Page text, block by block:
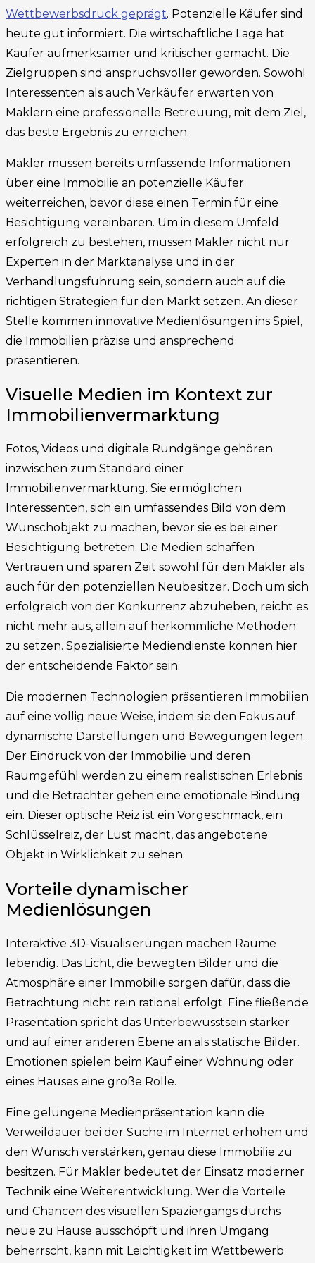
Wettbewerbsdruck geprägt. Potenzielle Käufer sind
heute gut informiert. Die wirtschaftliche Lage hat
Käufer aufmerksamer und kritischer gemacht. Die
Zielgruppen sind anspruchsvoller geworden. Sowohl
Interessenten als auch Verkäufer erwarten von
Maklern eine professionelle Betreuung, mit dem Ziel,
das beste Ergebnis zu erreichen.
Makler müssen bereits umfassende Informationen
über eine Immobilie an potenzielle Käufer
weiterreichen, bevor diese einen Termin für eine
Besichtigung vereinbaren. Um in diesem Umfeld
erfolgreich zu bestehen, müssen Makler nicht nur
Experten in der Marktanalyse und in der
Verhandlungsführung sein, sondern auch auf die
richtigen Strategien für den Markt setzen. An dieser
Stelle kommen innovative Medienlösungen ins Spiel,
die Immobilien präzise und ansprechend
präsentieren.
Visuelle Medien im Kontext zur
Immobilienvermarktung
Fotos, Videos und digitale Rundgänge gehören
inzwischen zum Standard einer
Immobilienvermarktung. Sie ermöglichen
Interessenten, sich ein umfassendes Bild von dem
Wunschobjekt zu machen, bevor sie es bei einer
Besichtigung betreten. Die Medien schaffen
Vertrauen und sparen Zeit sowohl für den Makler als
auch für den potenziellen Neubesitzer. Doch um sich
erfolgreich von der Konkurrenz abzuheben, reicht es
nicht mehr aus, allein auf herkömmliche Methoden
zu setzen. Spezialisierte Mediendienste können hier
der entscheidende Faktor sein.
Die modernen Technologien präsentieren Immobilien
auf eine völlig neue Weise, indem sie den Fokus auf
dynamische Darstellungen und Bewegungen legen.
Der Eindruck von der Immobilie und deren
Raumgefühl werden zu einem realistischen Erlebnis
und die Betrachter gehen eine emotionale Bindung
ein. Dieser optische Reiz ist ein Vorgeschmack, ein
Schlüsselreiz, der Lust macht, das angebotene
Objekt in Wirklichkeit zu sehen.
Vorteile dynamischer
Medienlösungen
Interaktive 3D-Visualisierungen machen Räume
lebendig. Das Licht, die bewegten Bilder und die
Atmosphäre einer Immobilie sorgen dafür, dass die
Betrachtung nicht rein rational erfolgt. Eine fließende
Präsentation spricht das Unterbewusstsein stärker
und auf einer anderen Ebene an als statische Bilder.
Emotionen spielen beim Kauf einer Wohnung oder
eines Hauses eine große Rolle.
Eine gelungene Medienpräsentation kann die
Verweildauer bei der Suche im Internet erhöhen und
den Wunsch verstärken, genau diese Immobilie zu
besitzen. Für Makler bedeutet der Einsatz moderner
Technik eine Weiterentwicklung. Wer die Vorteile
und Chancen des visuellen Spaziergangs durchs
neue zu Hause ausschöpft und ihren Umgang
beherrscht, kann mit Leichtigkeit im Wettbewerb